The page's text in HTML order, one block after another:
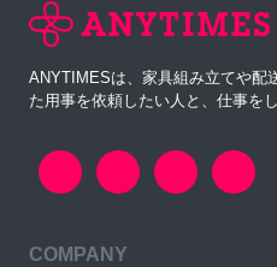
ANYTIMESは、家具組み立てや配
た用事を依頼したい人と、仕事を
COMPANY